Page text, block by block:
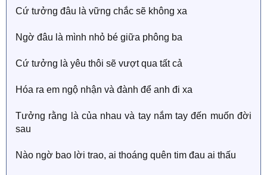
Cứ tưởng đâu là vững chắc sẽ không xa
Ngờ đâu là mình nhỏ bé giữa phông ba
Cứ tưởng là yêu thôi sẽ vượt qua tất cả
Hóa ra em ngộ nhận và đành để anh đi xa
Tưởng rằng là của nhau và tay nắm tay đến muốn đời
sau
Nào ngờ bao lời trao, ai thoáng quên tim đau ai thấu